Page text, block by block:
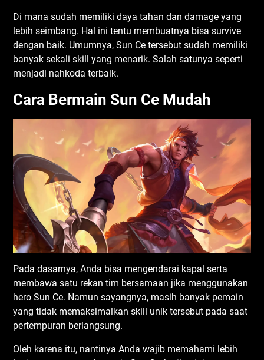
Di mana sudah memiliki daya tahan dan damage yang
lebih seimbang. Hal ini tentu membuatnya bisa survive
dengan baik. Umumnya, Sun Ce tersebut sudah memiliki
banyak sekali skill yang menarik. Salah satunya seperti
menjadi nahkoda terbaik.
Cara Bermain Sun Ce Mudah
Pada dasarnya, Anda bisa mengendarai kapal serta
membawa satu rekan tim bersamaan jika menggunakan
hero Sun Ce. Namun sayangnya, masih banyak pemain
yang tidak memaksimalkan skill unik tersebut pada saat
pertempuran berlangsung.
Oleh karena itu, nantinya Anda wajib memahami lebih